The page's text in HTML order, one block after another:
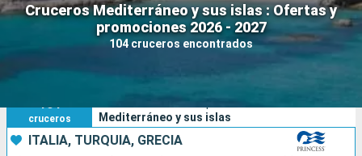
Cruceros Mediterráneo y sus islas : Ofertas y
promociones 2026 - 2027
104 cruceros encontrados
Nuestros destinos
Fecha de salida
Compañías
Buscar
104
cruceros
Sus criterios de búsqueda:
Mediterráneo y sus islas
ITALIA, TURQUÍA, GRECIA